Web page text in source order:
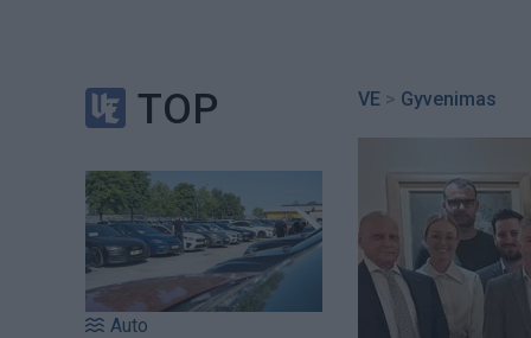
TOP
Auto
VE > Gyvenimas